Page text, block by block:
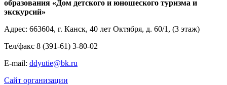
образования «Дом детского и юношеского туризма и
экскурсий»
Адрес: 663604, г. Канск, 40 лет Октября, д. 60/1, (3 этаж)
Тел/факс 8 (391-61) 3-80-02
Е-mail: ddyutie@bk.ru
Сайт организации